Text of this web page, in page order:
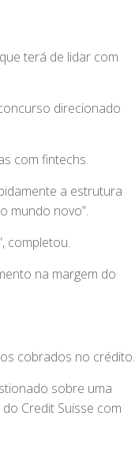
terá de lidar com
direcionado
com fintechs.
a estrutura
mundo novo”.
completou.
na margem do
cobrados no crédito.
sobre uma
Credit Suisse com